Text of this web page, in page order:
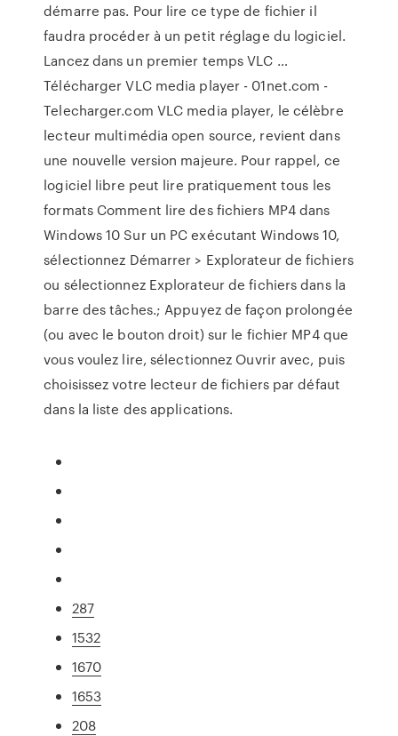
démarre pas. Pour lire ce type de fichier il
faudra procéder à un petit réglage du logiciel.
Lancez dans un premier temps VLC …
Télécharger VLC media player - 01net.com -
Telecharger.com VLC media player, le célèbre
lecteur multimédia open source, revient dans
une nouvelle version majeure. Pour rappel, ce
logiciel libre peut lire pratiquement tous les
formats Comment lire des fichiers MP4 dans
Windows 10 Sur un PC exécutant Windows 10,
sélectionnez Démarrer > Explorateur de fichiers
ou sélectionnez Explorateur de fichiers dans la
barre des tâches.; Appuyez de façon prolongée
(ou avec le bouton droit) sur le fichier MP4 que
vous voulez lire, sélectionnez Ouvrir avec, puis
choisissez votre lecteur de fichiers par défaut
dans la liste des applications.
287
1532
1670
1653
208